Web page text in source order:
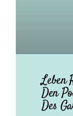
Leben
Den
Des